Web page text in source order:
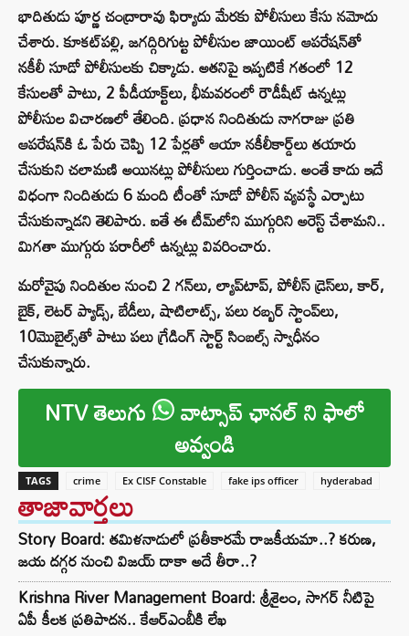
భాదితుడు పూర్ణ చంద్రారావు ఫిర్యాదు మేరకు పోలీసులు కేసు నమోదు
చేశారు. కూకట్‌పల్లి, జగద్గిరిగుట్ట పోలీసుల జాయింట్ ఆపరేషన్‌తో
నకీలీ సూడో పోలీసులకు చిక్కాడు. అతనిపై ఇప్పటికే గతంలో 12
కేసులతో పాటు, 2 పీడీయాక్ట్‌లు, భీమవరంలో రౌడీషీట్ ఉన్నట్లు
పోలీసుల విచారణలో తేలింది. ప్రధాన నిందితుడు నాగరాజు ప్రతి
ఆపరేషన్‌కి ఓ పేరు చెప్పి 12 పేర్లతో ఆయా నకీలీకార్డ్‌లు తయారు
చేసుకుని చలామణి అయినట్లు పోలీసులు గుర్తించాడు. అంతే కాదు ఇదే
విధంగా నిందితుడు 6 మంది టీంతో సూడో పోలీస్ వ్యవస్థే ఎర్పాటు
చేసుకున్నాడని తెలిపారు. ఐతే ఈ టీమ్‌లోని ముగ్గురిని అరెస్ట్ చేశామని..
మిగతా ముగ్గురు పరారీలో ఉన్నట్లు వివరించారు.
మరోవైపు నిందితుల నుంచి 2 గన్‌లు, ల్యాప్‌టాప్, పోలీస్ డ్రెస్‌లు, కార్,
బైక్, లెటర్ ప్యాడ్స్, బేడీలు, షాటిలాట్స్, పలు రబ్బర్ స్టాంప్‌లు,
10మొబైల్స్‌తో పాటు పలు గ్రేడింగ్ స్టార్ట్ సింబల్స్ స్వాధీనం
చేసుకున్నారు.
NTV తెలుగు వాట్సాప్ ఛానల్ ని ఫాలో
అవ్వండి
TAGS crime Ex CISF Constable fake ips officer hyderabad
తాజావార్తలు
Story Board: తమిళనాడులో ప్రతీకారమే రాజకీయమా..? కరుణ,
జయ దగ్గర నుంచి విజయ్ దాకా అదే తీరా..?
Krishna River Management Board: శ్రీశైలం, సాగర్ నీటిపై
ఏపీ కీలక ప్రతిపాదన.. కేఆర్ఎంబీకి లేఖ